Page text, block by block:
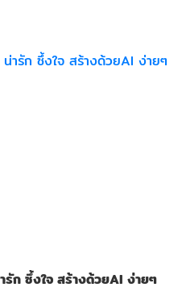
ก ซึ้งใจ สร้างด้วยAI ง่ายๆ